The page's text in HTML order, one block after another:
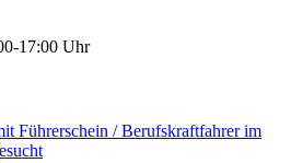
17:00 Uhr
Führerschein / Berufskraftfahrer im